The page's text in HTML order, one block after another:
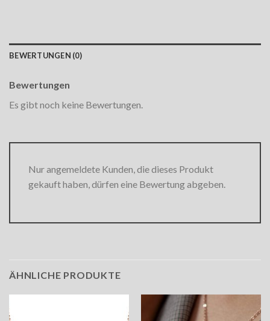
BEWERTUNGEN (0)
Bewertungen
Es gibt noch keine Bewertungen.
Nur angemeldete Kunden, die dieses Produkt
gekauft haben, dürfen eine Bewertung abgeben.
ÄHNLICHE PRODUKTE